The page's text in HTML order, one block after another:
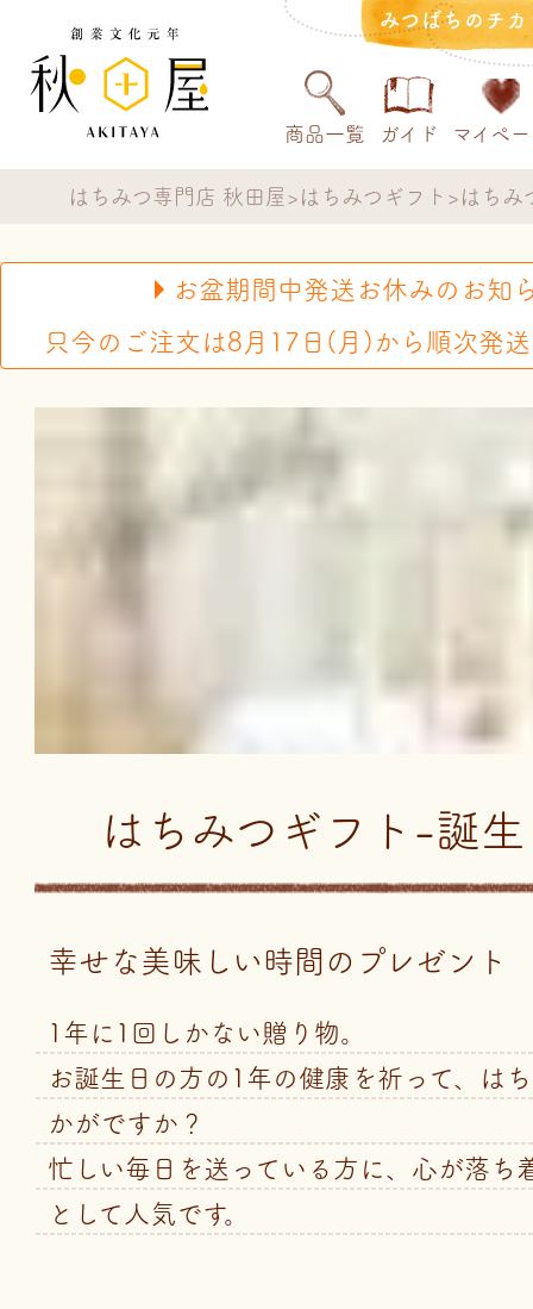
みつばちのチ
商品一覧 ガイド マイペ
はちみつ専門店 秋田屋 はちみつギフト はちみ
お盆期間中発送お休みのお知
只今のご注文は8月17日(月)から順次発
はちみつギフト-誕
幸せな美味しい時間のプレゼント
1年に1回しかない贈り物。
お誕生日の方の1年の健康を祈って、は
かがですか？
忙しい毎日を送っている方に、心が落ち
として人気です。